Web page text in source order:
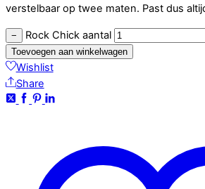
verstelbaar op twee maten. Past dus
− Rock Chick aantal
Toevoegen aan winkelwagen
Wishlist
Share